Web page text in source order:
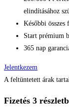
elindításához
Későbbi összes
Start prémium
365 nap
Jelentkezem
A feltüntetett árak
Fizetés 3